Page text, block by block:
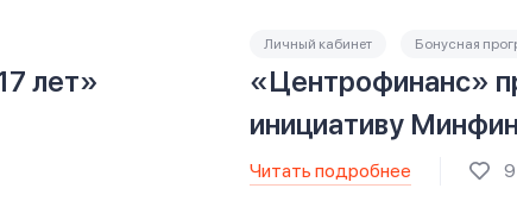
лет»
Личный кабинет Бонусная
«Центрофинанс»
инициативу
Читать подробнее 9